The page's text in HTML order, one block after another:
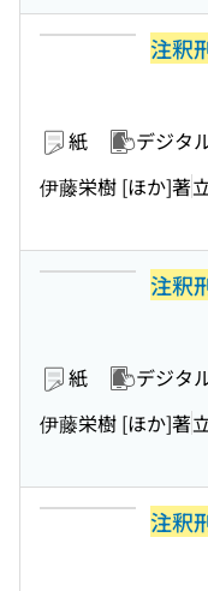
注釈
紙 デジタ
伊藤栄樹 [ほか]著
注釈
紙 デジタ
伊藤栄樹 [ほか]著
注釈